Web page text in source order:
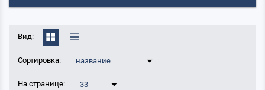
Вид:
Сортировка: название
На странице: 33